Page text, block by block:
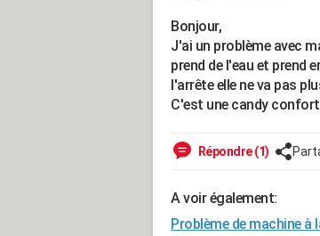
Bonjour,
J'ai un problème avec
prend de l'eau et prend
l'arrête elle ne va pas
C'est une candy
Répondre (1)
A voir également:
Problème de machine à